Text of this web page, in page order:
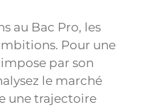
au Bac Pro, les
Pour une
par son
le marché
une trajectoire